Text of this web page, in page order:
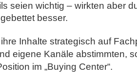
seien wichtig – wirkten aber
besser.
Inhalte strategisch auf
eigene Kanäle abstimmten,
im „Buying Center“.